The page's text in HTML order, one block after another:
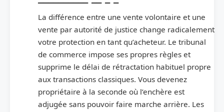
La différence entre une vente volontaire et une
vente par autorité de justice change radicalement
votre protection en tant qu’acheteur. Le tribunal
de commerce impose ses propres règles et
supprime le délai de rétractation habituel propre
aux transactions classiques. Vous devenez
propriétaire à la seconde où l’enchère est
adjugée sans pouvoir faire marche arrière. Les